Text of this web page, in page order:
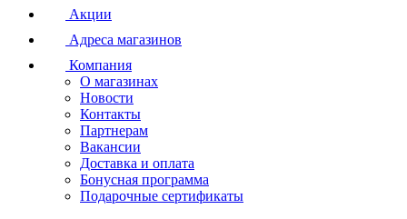
Акции
Адреса магазинов
Компания
О магазинах
Новости
Контакты
Партнерам
Вакансии
Доставка и оплата
Бонусная программа
Подарочные сертификаты